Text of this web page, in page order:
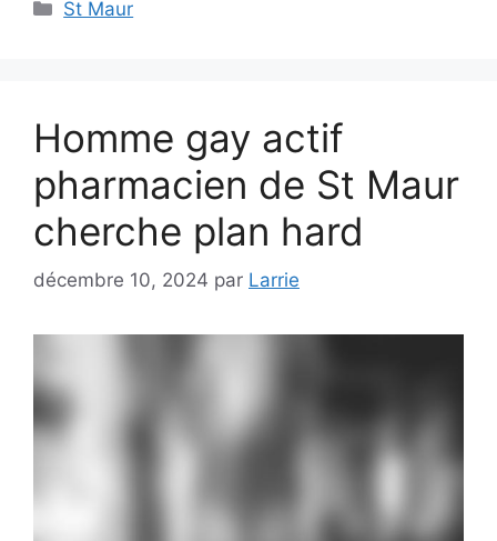
St Maur
Homme gay actif
pharmacien de St Maur
cherche plan hard
décembre 10, 2024 par Larrie